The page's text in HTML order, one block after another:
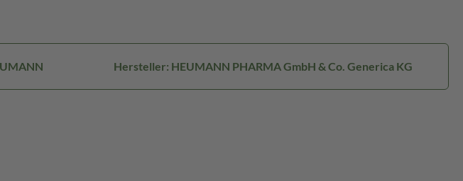
Hersteller: HEUMANN PHARMA GmbH & Co. Generica KG